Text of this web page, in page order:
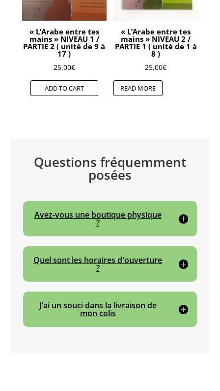
« L’Arabe entre tes
mains » NIVEAU 1 /
PARTIE 2 ( unité de 9 à
17 )
25,00€
ADD TO CART
« L’Arabe entre tes
mains » NIVEAU 2 /
PARTIE 1 ( unité de 1 à
8 )
25,00€
READ MORE
Questions fréquemment
posées
Avez-vous une boutique physique
?
Quel sont les horaires d'ouverture
?
J’ai un souci dans la livraison de
mon colis